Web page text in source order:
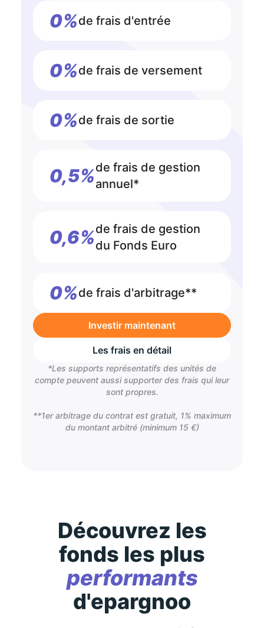
0%de frais d'entrée
0%de frais de versement
0%de frais de sortie
0,5%de frais de gestion
annuel*
0,6%de frais de gestion
du Fonds Euro
0%de frais d'arbitrage**
Investir maintenant
Les frais en détail
*Les supports représentatifs des unités de
compte peuvent aussi supporter des frais qui leur
sont propres.
**1er arbitrage du contrat est gratuit, 1% maximum
du montant arbitré (minimum 15 €)
Découvrez les
fonds les plus
performants
d'epargnoo